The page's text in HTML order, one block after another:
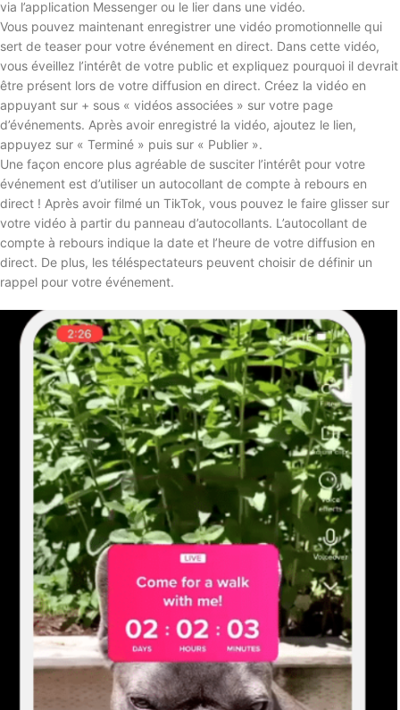
via l’application Messenger ou le lier dans une vidéo.
Vous pouvez maintenant enregistrer une vidéo promotionnelle qui
sert de teaser pour votre événement en direct. Dans cette vidéo,
vous éveillez l’intérêt de votre public et expliquez pourquoi il devrait
être présent lors de votre diffusion en direct. Créez la vidéo en
appuyant sur + sous « vidéos associées » sur votre page
d’événements. Après avoir enregistré la vidéo, ajoutez le lien,
appuyez sur « Terminé » puis sur « Publier ».
Une façon encore plus agréable de susciter l’intérêt pour votre
événement est d’utiliser un autocollant de compte à rebours en
direct ! Après avoir filmé un TikTok, vous pouvez le faire glisser sur
votre vidéo à partir du panneau d’autocollants. L’autocollant de
compte à rebours indique la date et l’heure de votre diffusion en
direct. De plus, les téléspectateurs peuvent choisir de définir un
rappel pour votre événement.